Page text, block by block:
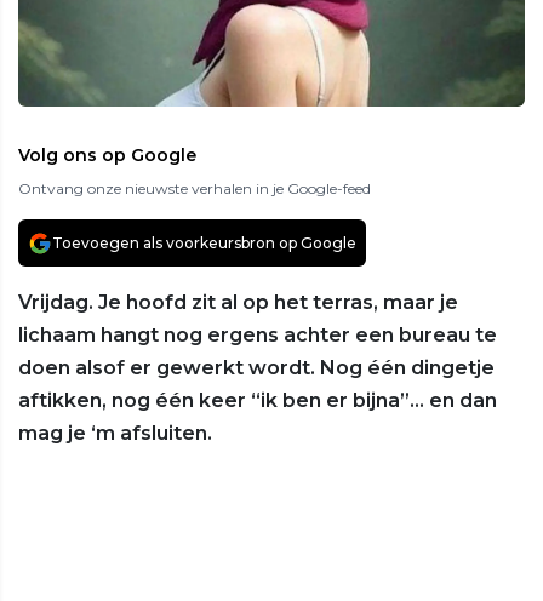
Volg ons op Google
Ontvang onze nieuwste verhalen in je Google-feed
Toevoegen als voorkeursbron op Google
Vrijdag. Je hoofd zit al op het terras, maar je
lichaam hangt nog ergens achter een bureau te
doen alsof er gewerkt wordt. Nog één dingetje
aftikken, nog één keer “ik ben er bijna”… en dan
mag je ‘m afsluiten.